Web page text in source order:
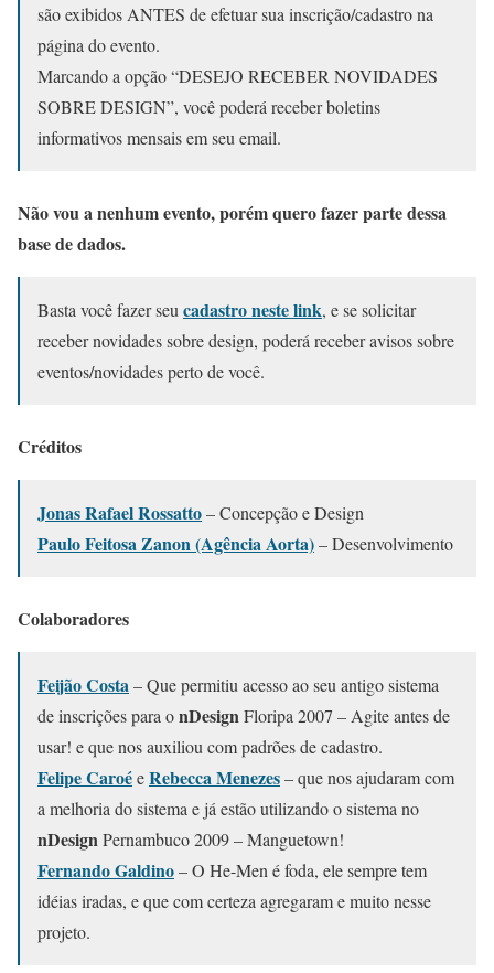
são exibidos ANTES de efetuar sua inscrição/cadastro na
página do evento.
Marcando a opção “DESEJO RECEBER NOVIDADES
SOBRE DESIGN”, você poderá receber boletins
informativos mensais em seu email.
Não vou a nenhum evento, porém quero fazer parte dessa
base de dados.
Basta você fazer seu cadastro neste link, e se solicitar
receber novidades sobre design, poderá receber avisos sobre
eventos/novidades perto de você.
Créditos
Jonas Rafael Rossatto– Concepção e Design
Paulo Feitosa Zanon (Agência Aorta)– Desenvolvimento
Colaboradores
Feijão Costa – Que permitiu acesso ao seu antigo sistema
de inscrições para onDesign Floripa 2007 – Agite antes de
usar! e que nos auxiliou com padrões de cadastro.
Felipe CaroéeRebecca Menezes– que nos ajudaram com
a melhoria do sistema e já estão utilizando o sistema no
nDesign Pernambuco 2009 –Manguetown!
Fernando Galdino– O He-Men é foda, ele sempre tem
idéias iradas, e que com certeza agregaram e muito nesse
projeto.